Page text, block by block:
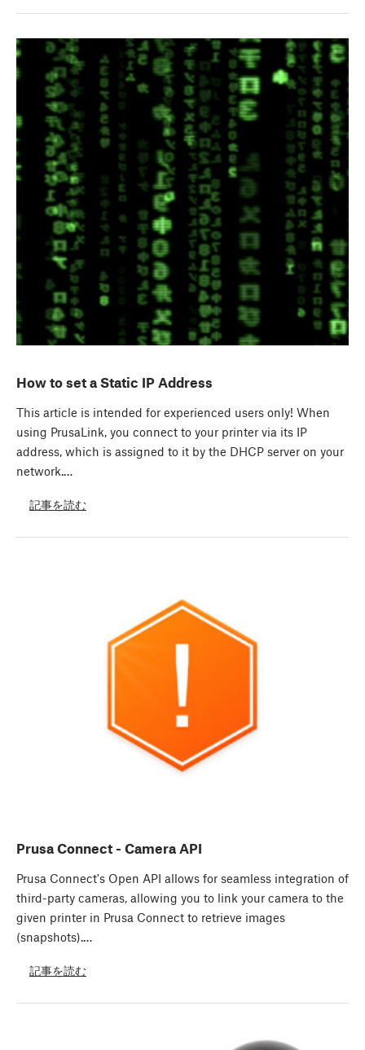
How to set a Static IP Address
This article is intended for experienced users only! When
using PrusaLink, you connect to your printer via its IP
address, which is assigned to it by the DHCP server on your
network.…
記事を読む
Prusa Connect - Camera API
Prusa Connect's Open API allows for seamless integration of
third-party cameras, allowing you to link your camera to the
given printer in Prusa Connect to retrieve images
(snapshots).…
記事を読む